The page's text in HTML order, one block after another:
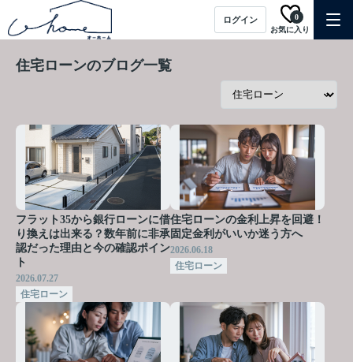
ログイン
お気に入り
0
住宅ローンのブログ一覧
フラット35から銀行ローンに借
り換えは出来る？数年前に非承
認だった理由と今の確認ポイン
ト
2026.07.27
住宅ローン
住宅ローンの金利上昇を回避！
固定金利がいいか迷う方へ
2026.06.18
住宅ローン